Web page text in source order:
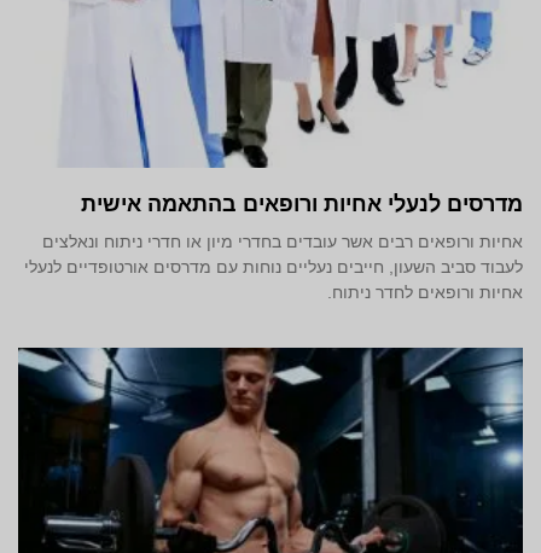
מדרסים לנעלי אחיות ורופאים בהתאמה אישית
אחיות ורופאים רבים אשר עובדים בחדרי מיון או חדרי ניתוח ונאלצים
לעבוד סביב השעון, חייבים נעליים נוחות עם מדרסים אורטופדיים לנעלי
אחיות ורופאים לחדר ניתוח.